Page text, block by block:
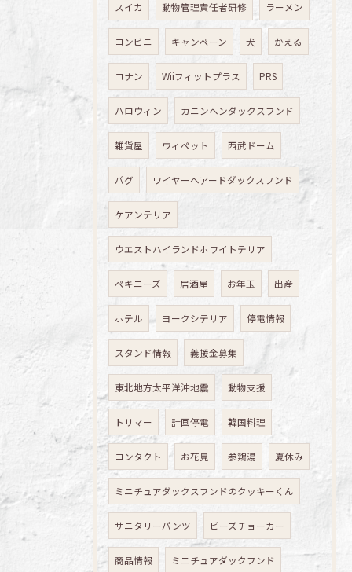
スイカ 動物管理責任者研修 ラーメン
コンビニ キャンペーン 犬 かえる
コナン Wiiフィットプラス PRS
ハロウィン カニンヘンダックスフンド
雑貨屋 ウィペット 西武ドーム
パグ ワイヤーヘアードダックスフンド
ケアンテリア
ウエストハイランドホワイトテリア
ペキニーズ 居酒屋 お年玉 出産
ホテル ヨークシテリア 停電情報
スタンド情報 義援金募集
東北地方太平洋沖地震 動物支援
トリマー 計画停電 韓国料理
コンタクト お花見 参鶏湯 夏休み
ミニチュアダックスフンドのクッキーくん
サニタリーパンツ ビーズチョーカー
商品情報 ミニチュアダックフンド